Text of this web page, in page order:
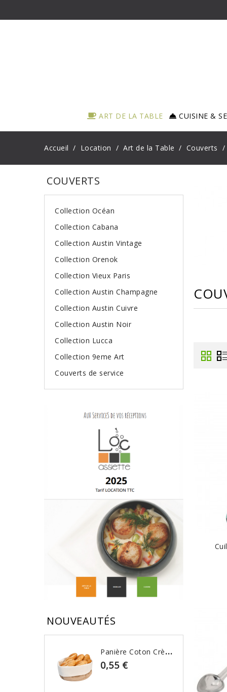
ART DE LA TABLE CUISINE &
Accueil Location Art de la Table Couverts
COUVERTS
Collection Océan
Collection Cabana
Collection Austin Vintage
Collection Orenok
Collection Vieux Paris
Collection Austin Champagne
Collection Austin Cuivre
Collection Austin Noir
Collection Lucca
Collection 9eme Art
Couverts de service
NOUVEAUTÉS
P
Anière Coton Crème & Beige
0,55 €